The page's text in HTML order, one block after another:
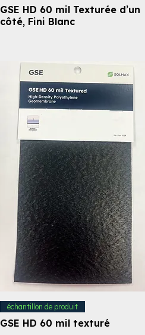
GSE HD 60 mil Texturée d’un
côté, Fini Blanc
échantillon de produit
GSE HD 60 mil texturé